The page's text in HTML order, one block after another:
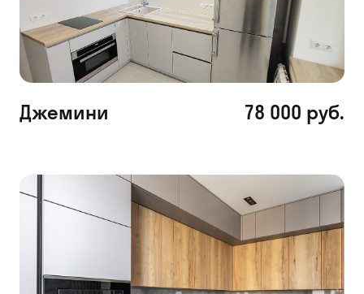
Джемини 78 000 руб.